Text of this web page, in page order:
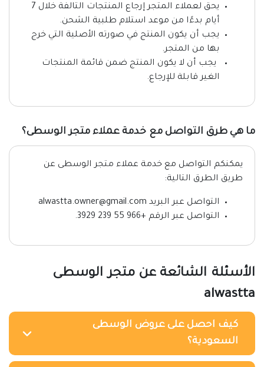
يحق لعملاء المتجر إرجاع المنتجات التالفة خلال 7
أيام بدءًا من موعد استلام طلبية الشحن.
يجب أن يكون المنتج في صورته الأصلية التي خرج
بها من المتجر.
يجب أن لا يكون المنتج ضمن قائمة المنتجات
الغير قابلة للإرجاع.
ما هي طرق التواصل مع خدمة عملاء متجر الوسطى؟
يمكنكم التواصل مع خدمة عملاء متجر الوسطى عن
طريق الطرق التالية:
التواصل عبر البريد alwastta.owner@gmail.com
التواصل عبر الرقم +966 55 239 3929.
الأسئلة الشائعة عن متجر الوسطى
alwastta
كيف احصل على عروض الوسطى
السعودية؟